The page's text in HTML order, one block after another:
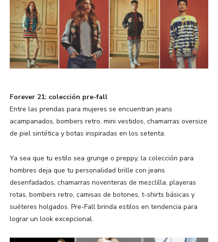
Forever 21: colección pre-fall
Entre las prendas para mujeres se encuentran jeans
acampanados, bombers retro, mini vestidos, chamarras oversize
de piel sintética y botas inspiradas en los setenta.
Ya sea que tu estilo sea grunge o preppy, la colección para
hombres deja que tu personalidad brille con jeans
desenfadados, chamarras noventeras de mezclilla, playeras
rotas, bombers retro, camisas de botones, t-shirts básicas y
suéteres holgados. Pre-Fall brinda estilos en tendencia para
lograr un look excepcional.